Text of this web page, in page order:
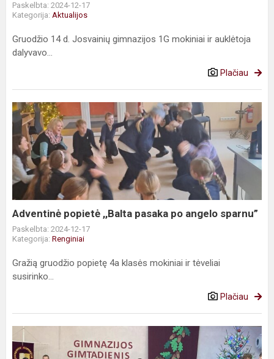
Paskelbta: 2024-12-17
Kategorija: Aktualijos
Gruodžio 14 d. Josvainių gimnazijos 1G mokiniai ir auklėtoja
dalyvavo...
Plačiau
Adventinė
popietė
,,Balta
pasaka
po
angelo
sparnu”
Adventinė popietė ,,Balta pasaka po angelo sparnu”
Paskelbta: 2024-12-17
Kategorija: Renginiai
Gražią gruodžio popietę 4a klasės mokiniai ir tėveliai
susirinko...
Plačiau
Gimnazijos
gimtadienis